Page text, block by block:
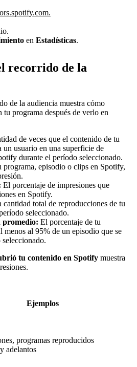
en Estadísticas.
recorrido de la
de la audiencia muestra cómo
tu programa después de verlo en
de veces que el contenido de tu
un usuario en una superficie de
durante el período seleccionado.
programa, episodio o clips en Spotify,
El porcentaje de impresiones que
en Spotify.
cantidad total de reproducciones de tu
seleccionado.
promedio: El porcentaje de tu
menos al 95% de un episodio que se
tu contenido en Spotify muestra
Ejemplos
programas reproducidos
adelantos